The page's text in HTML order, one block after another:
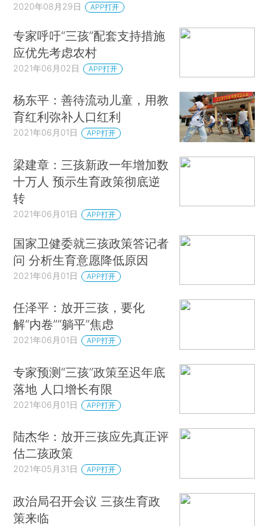
2020年08月29日 APP打开
专家呼吁“三孩”配套支持措施
应优先考虑农村
2021年06月02日 APP打开
杨东平：善待流动儿童，用教
育红利弥补人口红利
2021年06月01日 APP打开
梁建章：三孩新政一年增加数
十万人 预示生育政策彻底逆
转
2021年06月01日 APP打开
国家卫健委就三孩政策答记者
问 分析生育意愿降低原因
2021年06月01日 APP打开
任泽平：放开三孩，要化
解“内卷”“躺平”焦虑
2021年06月01日 APP打开
专家预测“三孩”政策至迟年底
落地 人口增长有限
2021年06月01日 APP打开
陆杰华：放开三孩应先真正评
估二孩政策
2021年05月31日 APP打开
政治局召开会议 三孩生育政
策来临